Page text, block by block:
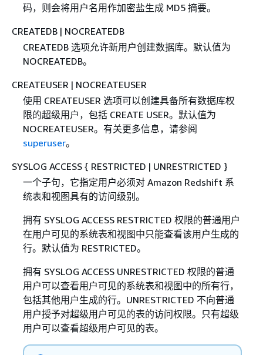
码，则会将用户名用作加密盐生成 MD5 摘要。
CREATEDB | NOCREATEDB
CREATEDB 选项允许新用户创建数据库。默认值为
NOCREATEDB。
CREATEUSER | NOCREATEUSER
使用 CREATEUSER 选项可以创建具备所有数据库权
限的超级用户，包括 CREATE USER。默认值为
NOCREATEUSER。有关更多信息，请参阅
superuser。
SYSLOG ACCESS { RESTRICTED | UNRESTRICTED }
一个子句，它指定用户必须对 Amazon Redshift 系
统表和视图具有的访问级别。
拥有 SYSLOG ACCESS RESTRICTED 权限的普通用户
在用户可见的系统表和视图中只能查看该用户生成的
行。默认值为 RESTRICTED。
拥有 SYSLOG ACCESS UNRESTRICTED 权限的普通
用户可以查看用户可见的系统表和视图中的所有行，
包括其他用户生成的行。UNRESTRICTED 不向普通
用户授予对超级用户可见的表的访问权限。只有超级
用户可以查看超级用户可见的表。